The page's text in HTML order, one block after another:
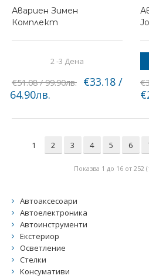
Авариен Зимен
Комплект
2 -3 Дена
€51.08 / 99.90лв.
€33.18 /
64.90лв.
1 2 3 4 5 6
Показва 1 до 16 от 252
Автоаксесоари
Автоелектроника
Автоинструменти
Екстериор
Осветление
Стелки
Консумативи